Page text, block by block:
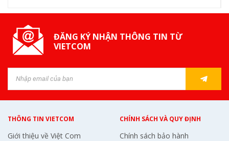
ĐĂNG KÝ NHẬN THÔNG TIN TỪ
VIETCOM
THÔNG TIN VIETCOM
Giới thiệu về Việt Com
CHÍNH SÁCH VÀ QUY ĐỊNH
Chính sách bảo hành